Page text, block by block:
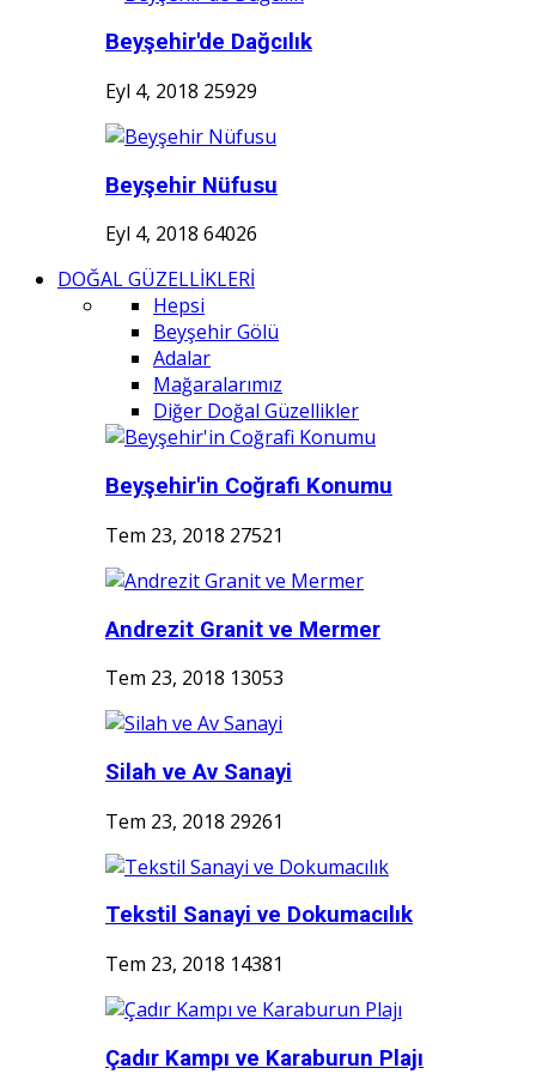
Beyşehir'de Dağcılık
Eyl 4, 2018 25929
Beyşehir Nüfusu
Eyl 4, 2018 64026
DOĞAL GÜZELLİKLERİ
Hepsi
Beyşehir Gölü
Adalar
Mağaralarımız
Diğer Doğal Güzellikler
Beyşehir'in Coğrafi Konumu
Tem 23, 2018 27521
Andrezit Granit ve Mermer
Tem 23, 2018 13053
Silah ve Av Sanayi
Tem 23, 2018 29261
Tekstil Sanayi ve Dokumacılık
Tem 23, 2018 14381
Çadır Kampı ve Karaburun Plajı